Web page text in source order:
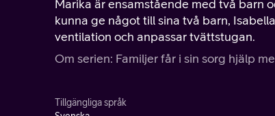
Marika är ensamstående med två barn
kunna ge något till sina två barn,
ventilation och anpassar tvättstugan.
Om serien: Familjer får i sin sorg hjälp
Tillgängliga språk